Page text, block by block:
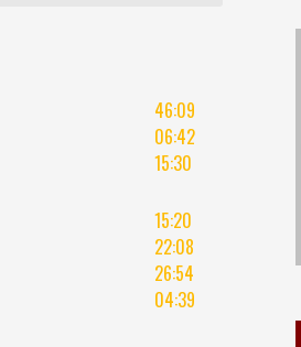
46:09
06:42
15:30
15:20
22:08
26:54
04:39